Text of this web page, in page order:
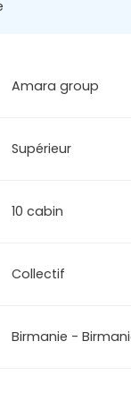
Amara group
Supérieur
10 cabin
Collectif
Birmanie -